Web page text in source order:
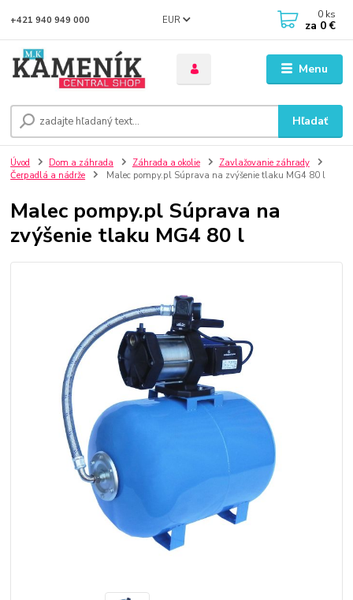
Menu
EUR
Hľadať
+421 940 949 000 0 ks
za 0 €
Úvod Dom a záhrada Záhrada a okolie
Zavlažovanie záhrady
Čerpadlá a nádrže
Malec pompy.pl Súprava na zvýšenie tlaku MG4 80 l
Malec pompy.pl Súprava na
zvýšenie tlaku MG4 80 l